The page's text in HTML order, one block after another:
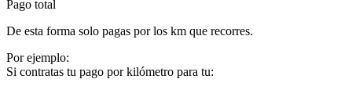
Pago total
De esta forma solo pagas por los km que recorres.
Por ejemplo:
Si contratas tu pago por kilómetro para tu: